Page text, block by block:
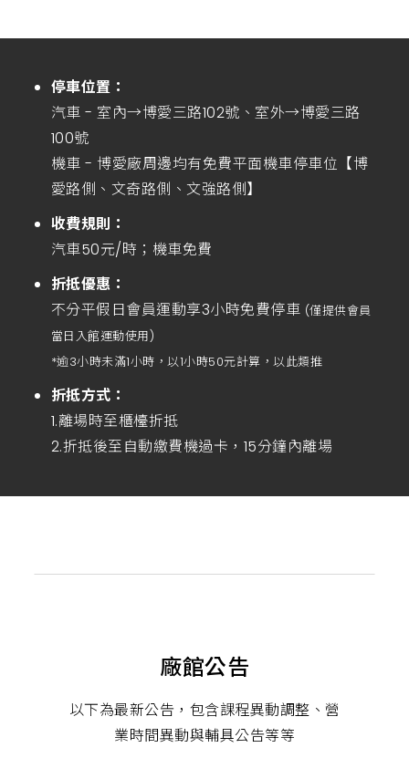
停車位置：
汽車 - 室內→博愛三路102號、室外→博愛三路
100號
機車 - 博愛廠周邊均有免費平面機車停車位【博
愛路側、文奇路側、文強路側】
收費規則：
汽車50元/時；機車免費
折抵優惠：
不分平假日會員運動享3小時免費停車 (僅提供會員
當日入館運動使用)
*逾3小時未滿1小時，以1小時50元計算，以此類推
折抵方式：
1.離場時至櫃檯折抵
2.折抵後至自動繳費機過卡，15分鐘內離場
廠館公告
以下為最新公告，包含課程異動調整、營
業時間異動與輔具公告等等